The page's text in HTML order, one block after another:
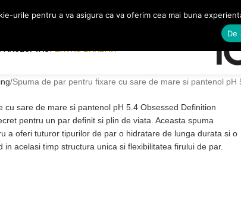
Spuma de par pentru fixare cu sare de mare si pantenol
urile pentru a va asigura ca va oferim cea mai buna
De